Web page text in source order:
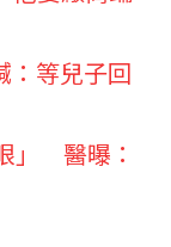
：等兒子回
」 醫曝：